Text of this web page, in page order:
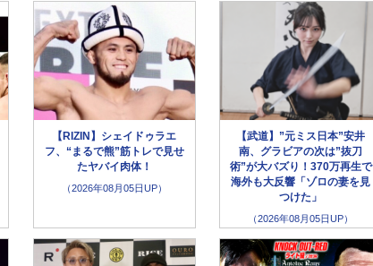
【RIZIN】シェイドゥラエ
フ、“まるで熊”筋トレで見せ
たヤバイ肉体！
（2026年08月05日UP）
【武道】”元ミス日本”安井
南、グラビアの次は”抜刀
術”が大バズり！370万再生で
海外も大反響「ゾロの妻を見
つけた」
（2026年08月05日UP）